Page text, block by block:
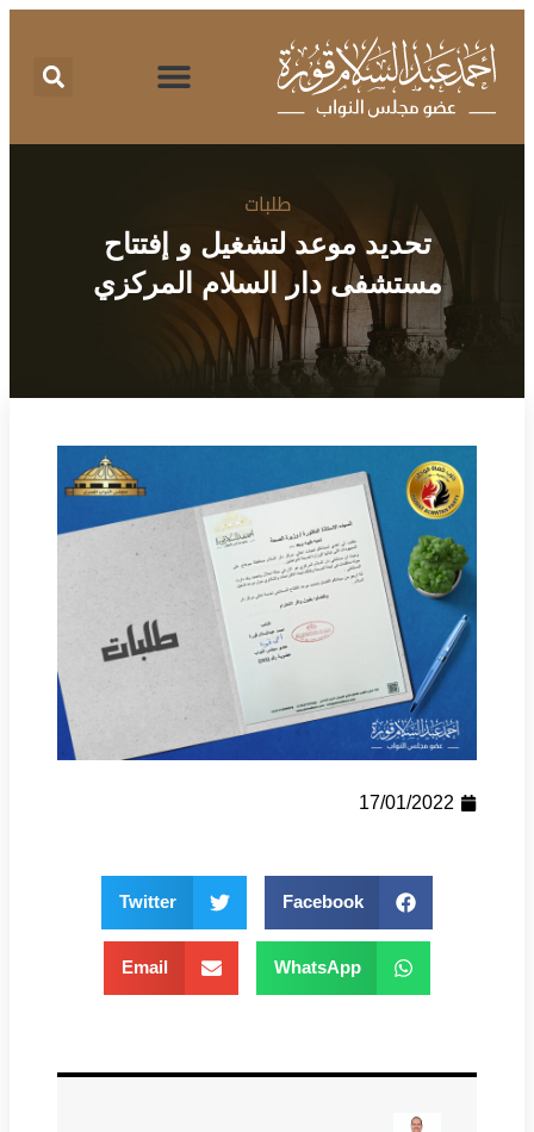
طلبات
تحديد موعد لتشغيل و إفتتاح
مستشفى دار السلام المركزي
17/01/2022
Facebook
Twitter
WhatsApp
Email